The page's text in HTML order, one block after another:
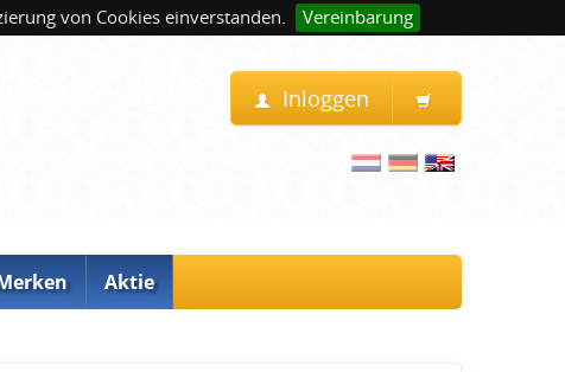
von Cookies einverstanden. Vereinbarung
Inloggen
Aktie